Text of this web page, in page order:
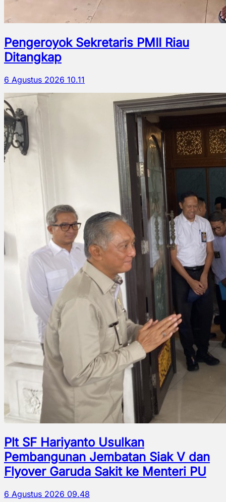
Pengeroyok Sekretaris PMII Riau
Ditangkap
6 Agustus 2026 10.11
Plt SF Hariyanto Usulkan
Pembangunan Jembatan Siak V dan
Flyover Garuda Sakit ke Menteri PU
6 Agustus 2026 09.48